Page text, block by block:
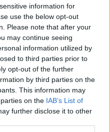
information for
use the below opt-out
Please note that after your
may continue seeing
information utilized by
to third parties prior to
opt-out of the further
by third parties on the
This information may
on the IAB’s List of
further disclose it to other
Notte di San
cadenti e